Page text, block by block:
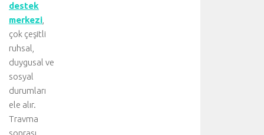
destek
merkezi
çok çeşitli
ruhsal,
duygusal ve
sosyal
durumları
ele alır.
Travma
sonrası